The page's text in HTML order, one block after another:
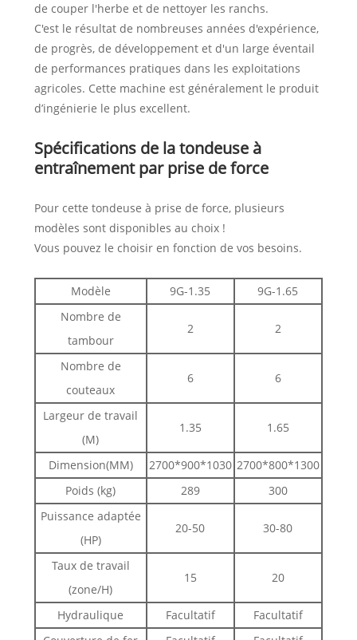
de couper l'herbe et de nettoyer les ranchs.
C'est le résultat de nombreuses années d'expérience,
de progrès, de développement et d'un large éventail
de performances pratiques dans les exploitations
agricoles. Cette machine est généralement le produit
d’ingénierie le plus excellent.
Spécifications de la tondeuse à
entraînement par prise de force
Pour cette tondeuse à prise de force, plusieurs
modèles sont disponibles au choix !
Vous pouvez le choisir en fonction de vos besoins.
Modèle 9G-1.35
9G-1.65
Nombre de
tambour
2 2
Nombre de
couteaux
6 6
Largeur de travail
(M)
1.35 1.65
Dimension(MM) 2700*900*1030 2700*800*1300
Poids (kg)
289
300
Puissance adaptée
(HP)
20-50 30-80
Taux de travail
(zone/H)
15 20
Hydraulique Facultatif
Facultatif